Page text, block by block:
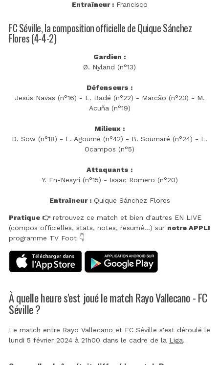
Entraîneur :Francisco
FC Séville, la composition officielle de Quique Sánchez
Flores (4-4-2)
Gardien :
Ø. Nyland (n°13)
Défenseurs :
Jesús Navas (n°16) - L. Badé (n°22) - Marcão (n°23) - M.
Acuña (n°19)
Milieux :
D. Sow (n°18) - L. Agoumé (n°42) - B. Soumaré (n°24) - L.
Ocampos (n°5)
Attaquants :
Y. En-Nesyri (n°15) - Isaac Romero (n°20)
Entraîneur :Quique Sánchez Flores
Pratique 👉retrouvez ce match et bien d'autres EN LIVE
(compos officielles, stats, notes, résumé...) sur notre APPLI
programme TV Foot 👇
À quelle heure s'est joué le match Rayo Vallecano - FC
Séville ?
Le match entre Rayo Vallecano et FC Séville s'est déroulé le
lundi 5 février 2024 à 21h00 dans le cadre de la Liga.